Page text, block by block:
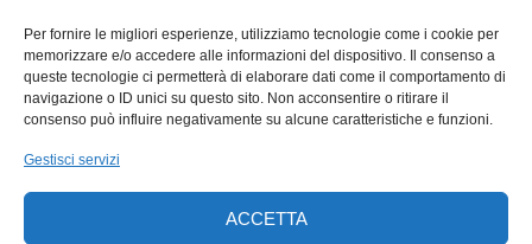
Per fornire le migliori esperienze, utilizziamo tecnologie come i cookie per
memorizzare e/o accedere alle informazioni del dispositivo. Il consenso a
queste tecnologie ci permetterà di elaborare dati come il comportamento di
navigazione o ID unici su questo sito. Non acconsentire o ritirare il
consenso può influire negativamente su alcune caratteristiche e funzioni.
Gestisci servizi
ACCETTA